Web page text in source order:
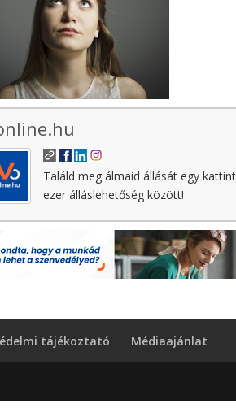
Találd meg álmaid állását egy
ezer álláslehetőség között!
tájékoztató Médiaajánlat